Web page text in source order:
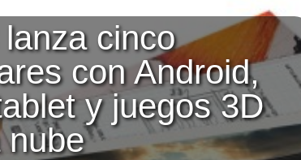
cinco
con Android,
y juegos 3D
nube